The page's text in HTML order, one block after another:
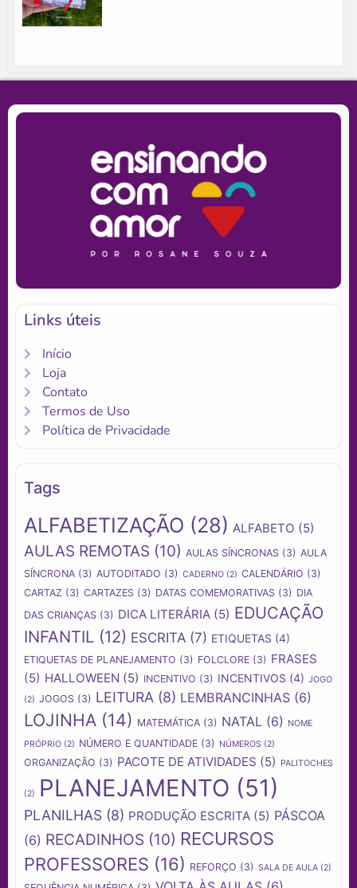
Links úteis
Início
Loja
Contato
Termos de Uso
Política de Privacidade
Tags
ALFABETIZAÇÃO (28) ALFABETO (5)
AULAS REMOTAS (10) AULAS SÍNCRONAS (3) AULA
SÍNCRONA (3) AUTODITADO (3) CADERNO (2) CALENDÁRIO (3)
CARTAZ (3) CARTAZES (3) DATAS COMEMORATIVAS (3) DIA
DAS CRIANÇAS (3) DICA LITERÁRIA (5) EDUCAÇÃO
INFANTIL (12) ESCRITA (7) ETIQUETAS (4)
ETIQUETAS DE PLANEJAMENTO (3) FOLCLORE (3) FRASES
(5) HALLOWEEN (5) INCENTIVO (3) INCENTIVOS (4) JOGO
(2) JOGOS (3) LEITURA (8) LEMBRANCINHAS (6)
LOJINHA (14) MATEMÁTICA (3) NATAL (6)
NOME
PRÓPRIO (2) NÚMERO E QUANTIDADE (3) NÚMEROS (2)
ORGANIZAÇÃO (3) PACOTE DE ATIVIDADES (5) PALITOCHES
(2) PLANEJAMENTO (51)
PLANILHAS (8) PRODUÇÃO ESCRITA (5) PÁSCOA
(6) RECADINHOS (10) RECURSOS
PROFESSORES (16) REFORÇO (3) SALA DE AULA (2)